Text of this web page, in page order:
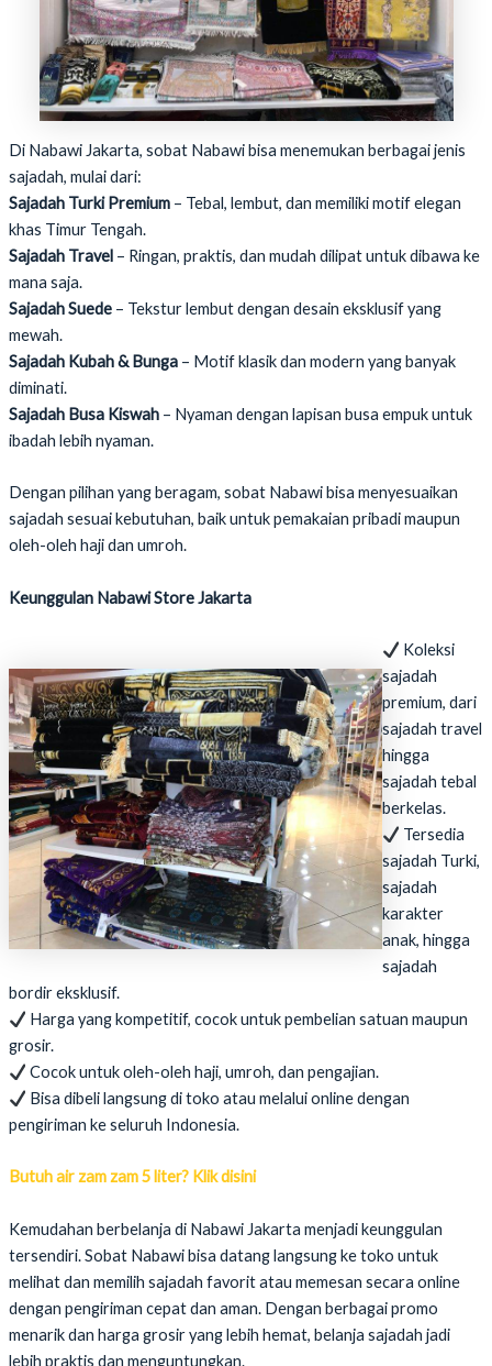
Di Nabawi Jakarta, sobat Nabawi bisa menemukan berbagai jenis
sajadah, mulai dari:
Sajadah Turki Premium– Tebal, lembut, dan memiliki motif elegan
khas Timur Tengah.
Sajadah Travel– Ringan, praktis, dan mudah dilipat untuk dibawa ke
mana saja.
Sajadah Suede– Tekstur lembut dengan desain eksklusif yang
mewah.
Sajadah Kubah & Bunga– Motif klasik dan modern yang banyak
diminati.
Sajadah Busa Kiswah– Nyaman dengan lapisan busa empuk untuk
ibadah lebih nyaman.
Dengan pilihan yang beragam, sobat Nabawi bisa menyesuaikan
sajadah sesuai kebutuhan, baik untuk pemakaian pribadi maupun
oleh-oleh haji dan umroh.
Keunggulan Nabawi Store Jakarta
Koleksi
sajadah
premium, dari
sajadah travel
hingga
sajadah tebal
berkelas.
Tersedia
sajadah Turki,
sajadah
karakter
anak, hingga
sajadah
bordir eksklusif.
Harga yang kompetitif, cocok untuk pembelian satuan maupun
grosir.
Cocok untuk oleh-oleh haji, umroh, dan pengajian.
Bisa dibeli langsung di toko atau melalui online dengan
pengiriman ke seluruh Indonesia.
Butuh air zam zam 5 liter? Klik disini
Kemudahan berbelanja di Nabawi Jakarta menjadi keunggulan
tersendiri. Sobat Nabawi bisa datang langsung ke toko untuk
melihat dan memilih sajadah favorit atau memesan secara online
dengan pengiriman cepat dan aman. Dengan berbagai promo
menarik dan harga grosir yang lebih hemat, belanja sajadah jadi
lebih praktis dan menguntungkan.